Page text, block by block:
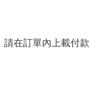
請在訂單內上載付款